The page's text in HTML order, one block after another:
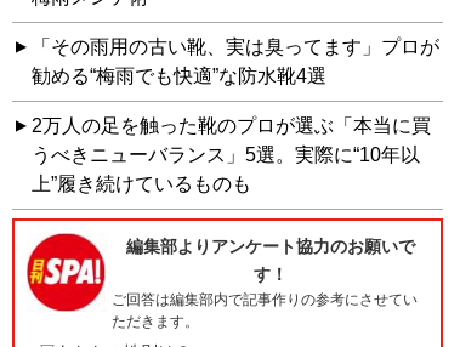
「その雨用の古い靴、実は臭ってます」プロが
勧める“梅雨でも快適”な防水靴4選
2万人の足を触った靴のプロが選ぶ「本当に買
うべきニューバランス」5選。実際に“10年以
上”履き続けているものも